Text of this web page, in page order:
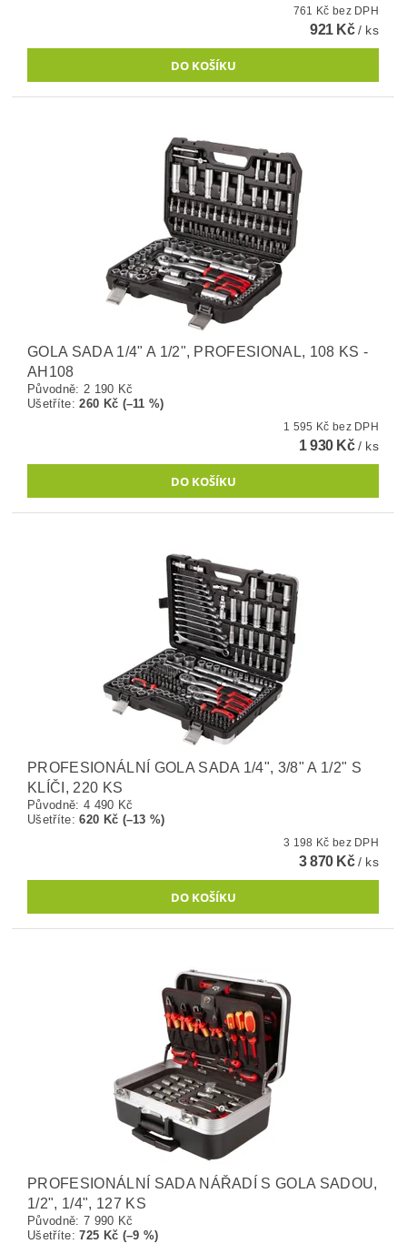
761 Kč bez DPH
921 Kč/ ks
GOLA SADA 1/4" A 1/2", PROFESIONAL, 108 KS -
AH108
Původně: 2 190 Kč
Ušetříte:260 Kč (–11 %)
1 595 Kč bez DPH
1 930 Kč/ ks
PROFESIONÁLNÍ GOLA SADA 1/4", 3/8" A 1/2" S
KLÍČI, 220 KS
Původně: 4 490 Kč
Ušetříte:620 Kč (–13 %)
3 198 Kč bez DPH
3 870 Kč/ ks
PROFESIONÁLNÍ SADA NÁŘADÍ S GOLA SADOU,
1/2", 1/4", 127 KS
Původně: 7 990 Kč
Ušetříte:725 Kč (–9 %)